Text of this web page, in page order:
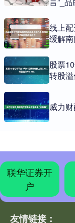
线上
缓解
股票
转股
威力
联华证券开
户
友情链接：